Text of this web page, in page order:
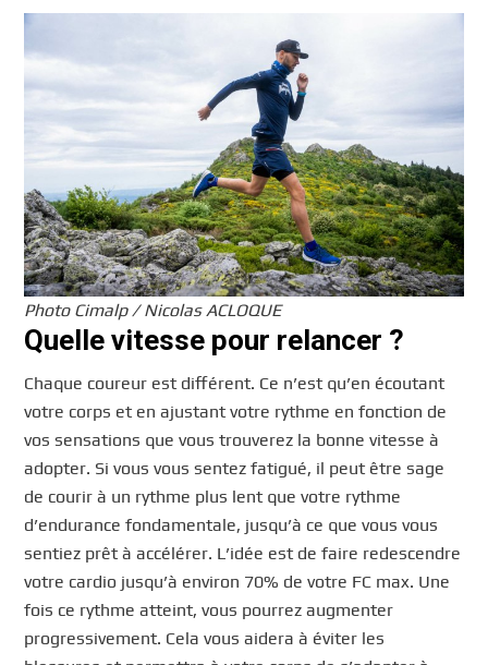
Photo Cimalp / Nicolas ACLOQUE
Quelle vitesse pour relancer ?
Chaque coureur est différent. Ce n’est qu’en écoutant
votre corps et en ajustant votre rythme en fonction de
vos sensations que vous trouverez la bonne vitesse à
adopter. Si vous vous sentez fatigué, il peut être sage
de courir à un rythme plus lent que votre rythme
d’endurance fondamentale, jusqu’à ce que vous vous
sentiez prêt à accélérer. L’idée est de faire redescendre
votre cardio jusqu’à environ 70% de votre FC max. Une
fois ce rythme atteint, vous pourrez augmenter
progressivement. Cela vous aidera à éviter les